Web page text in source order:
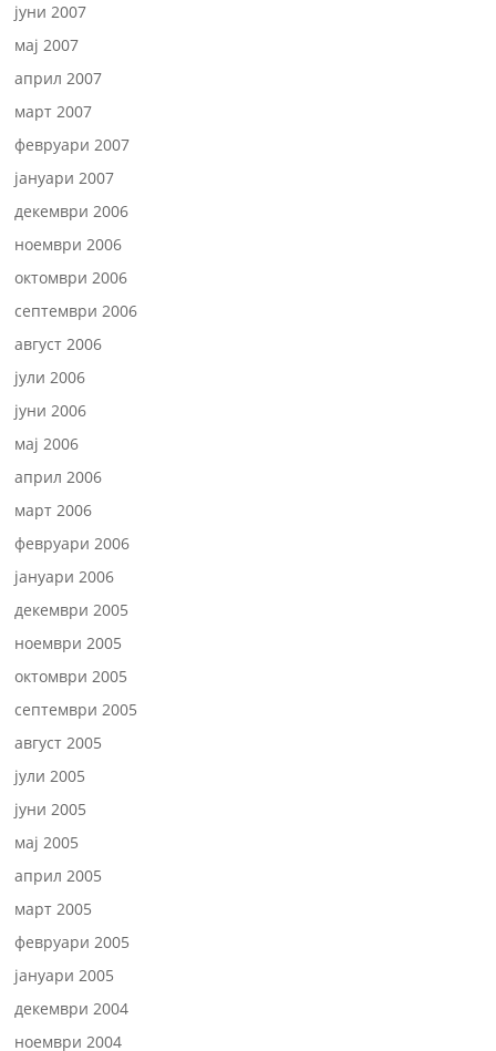
јуни 2007
мај 2007
април 2007
март 2007
февруари 2007
јануари 2007
декември 2006
ноември 2006
октомври 2006
септември 2006
август 2006
јули 2006
јуни 2006
мај 2006
април 2006
март 2006
февруари 2006
јануари 2006
декември 2005
ноември 2005
октомври 2005
септември 2005
август 2005
јули 2005
јуни 2005
мај 2005
април 2005
март 2005
февруари 2005
јануари 2005
декември 2004
ноември 2004